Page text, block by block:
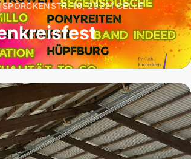
SPÖRCKENSTR. 10, 29221 CELLE